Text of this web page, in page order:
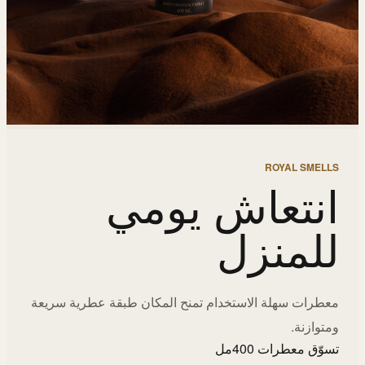
ROYAL SMELLS
انتعاش يومي
للمنزل
معطرات سهلة الاستخدام تمنح المكان طبقة عطرية سريعة
ومتوازنة.
تسوّق معطرات 400مل